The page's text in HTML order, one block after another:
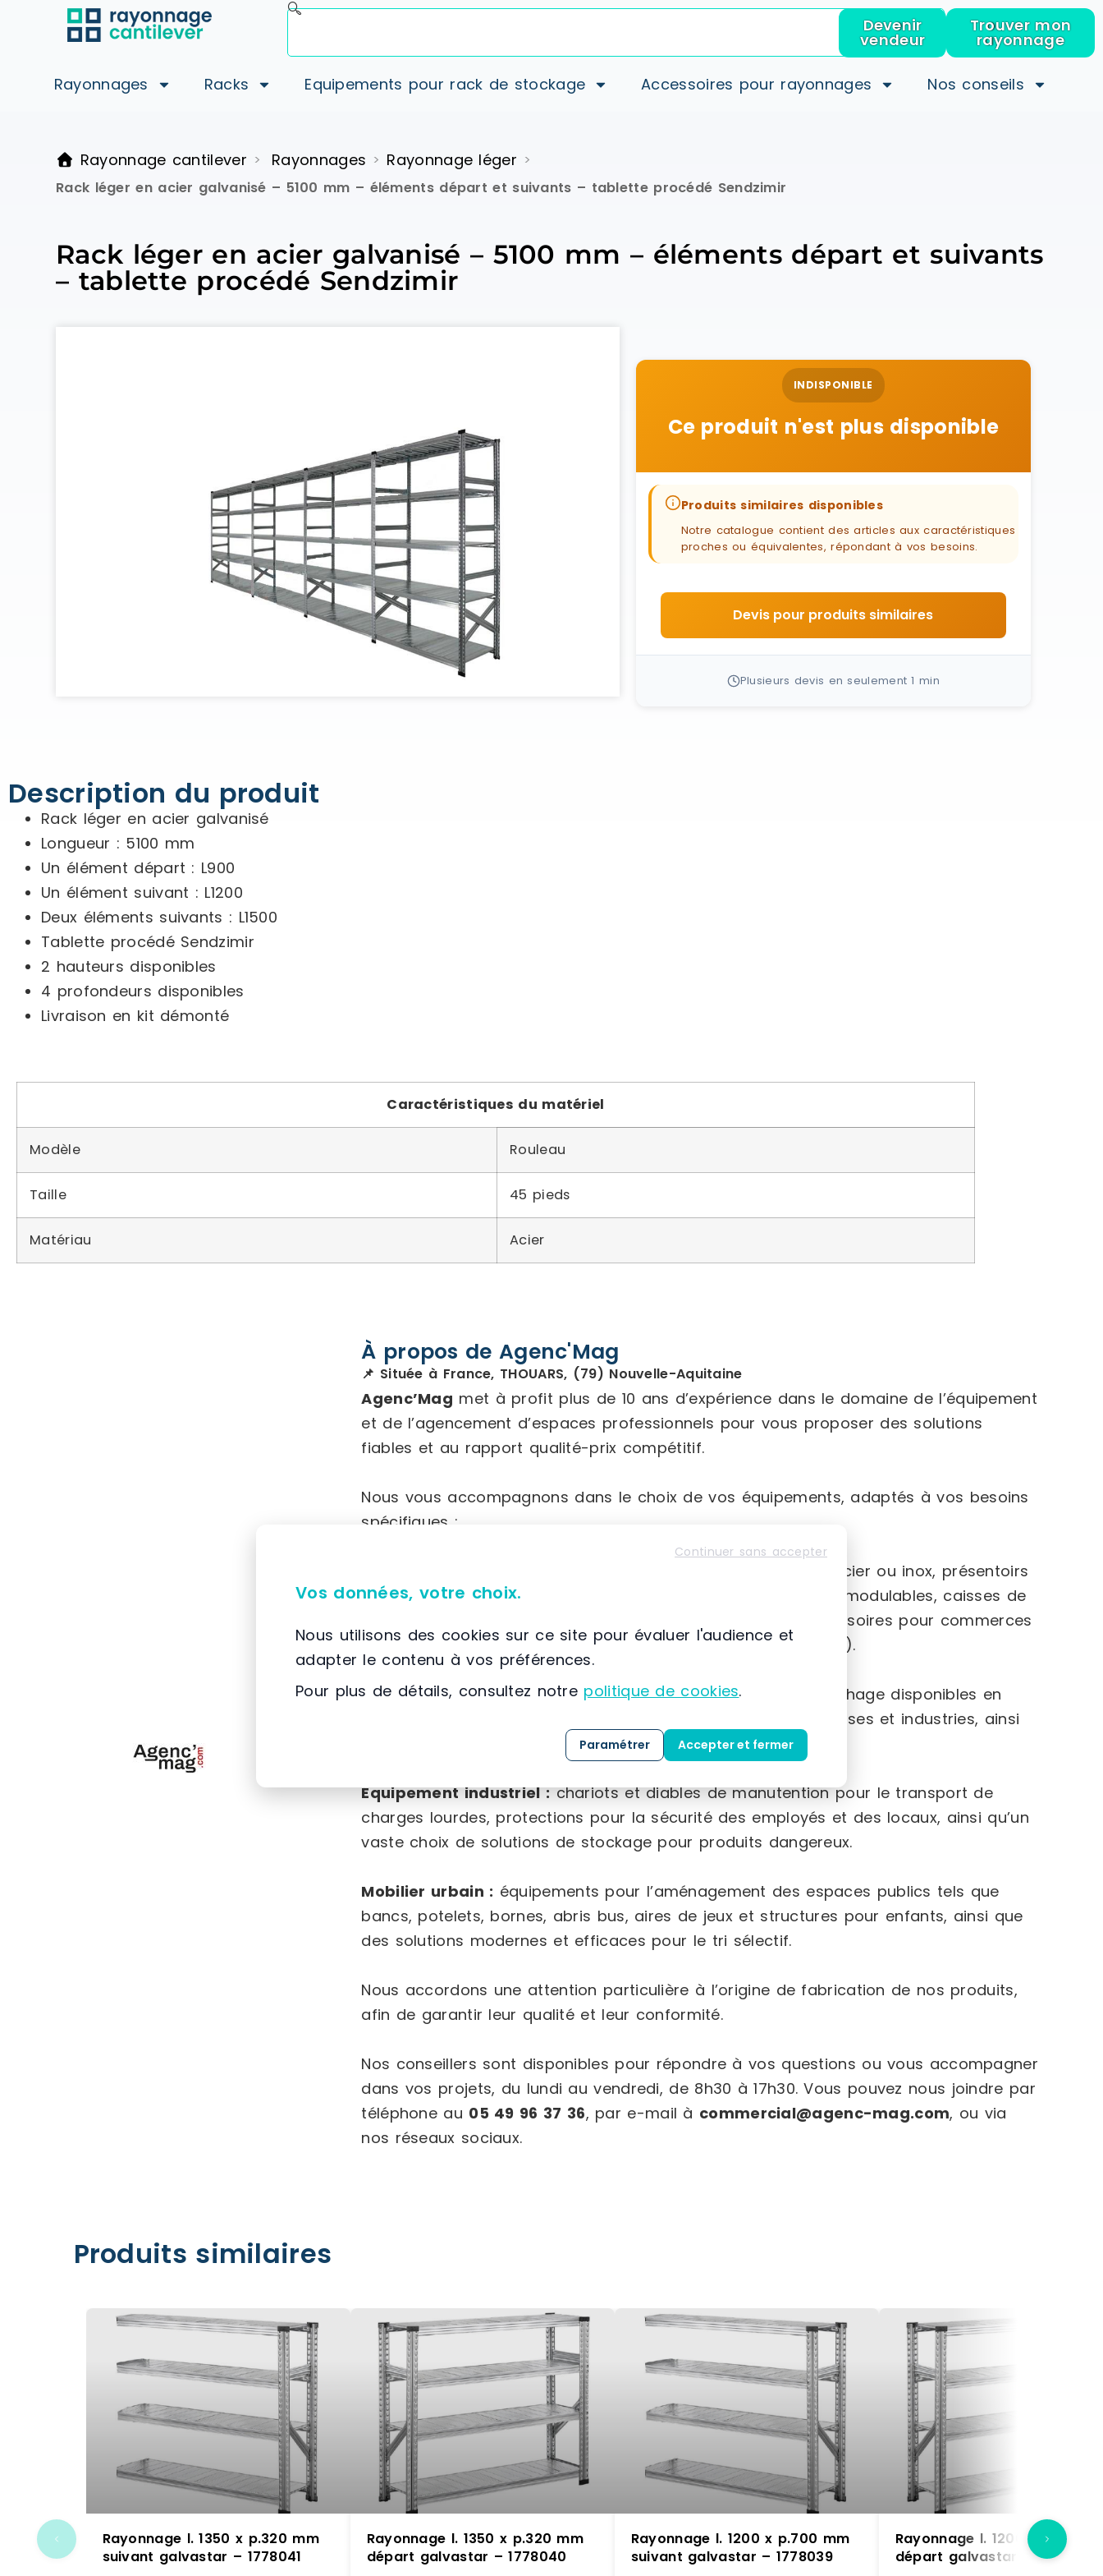
Devenir
vendeur
Trouver mon
rayonnage
Rayonnages Racks Equipements pour rack de stockage Accessoires pour rayonnages Nos conseils
Rayonnage cantilever > Rayonnages > Rayonnage léger >
Rack léger en acier galvanisé – 5100 mm – éléments départ et suivants – tablette procédé Sendzimir
Rack léger en acier galvanisé – 5100 mm – éléments départ et suivants
– tablette procédé Sendzimir
INDISPONIBLE
Ce produit n'est plus disponible
Produits similaires disponibles
Notre catalogue contient des articles aux caractéristiques
proches ou équivalentes, répondant à vos besoins.
Devis pour produits similaires
Plusieurs devis en seulement 1 min
Description du produit
Rack léger en acier galvanisé
Longueur : 5100 mm
Un élément départ : L900
Un élément suivant : L1200
Deux éléments suivants : L1500
Tablette procédé Sendzimir
2 hauteurs disponibles
4 profondeurs disponibles
Livraison en kit démonté
Caractéristiques du matériel
Modèle Rouleau
Taille 45 pieds
Matériau Acier
À propos de Agenc'Mag
📌 Située à France, THOUARS, (79) Nouvelle-Aquitaine
Agenc’Mag met à profit plus de 10 ans d’expérience dans le domaine de l’équipement
et de l’agencement d’espaces professionnels pour vous proposer des solutions
fiables et au rapport qualité-prix compétitif.
Nous vous accompagnons dans le choix de vos équipements, adaptés à vos besoins
spécifiques :
gondoles robustes, portillons en acier ou inox, présentoirs
fruits et légumes fabriqués en France, rayonnages d’archives modulables, caisses de
sortie de différentes tailles, ainsi qu’une large gamme d’accessoires pour commerces
(paniers, séparateurs, broches, porte-étiquettes, chariots, etc.).
Équipement intérieur :mobilier d’accueil varié, vitrines d’affichage disponibles en
plusieurs formats, accessoires sanitaires adaptés aux entreprises et industries, ainsi
Équipement industriel :chariots et diables de manutention pour le transport de
charges lourdes, protections pour la sécurité des employés et des locaux, ainsi qu’un
vaste choix de solutions de stockage pour produits dangereux.
Mobilier urbain : équipements pour l’aménagement des espaces publics tels que
bancs, potelets, bornes, abris bus, aires de jeux et structures pour enfants, ainsi que
des solutions modernes et efficaces pour le tri sélectif.
Nous accordons une attention particulière à l’origine de fabrication de nos produits,
afin de garantir leur qualité et leur conformité.
Nos conseillers sont disponibles pour répondre à vos questions ou vous accompagner
dans vos projets, du lundi au vendredi, de 8h30 à 17h30. Vous pouvez nous joindre par
téléphone au 05 49 96 37 36, par e-mail à commercial@agenc-mag.com, ou via
nos réseaux sociaux.
Produits similaires
Rayonnage l. 1350 x p.320 mm
suivant galvastar – 1778041
Rayonnage l. 1350 x p.320 mm
départ galvastar – 1778040
Rayonnage l. 1200 x p.700 mm
suivant galvastar – 1778039
Rayonnage l. 1200 x p.700
départ galvastar – 1778038
Continuer sans accepter
Vos données, votre choix.
Nous utilisons des cookies sur ce site pour évaluer l'audience et
adapter le contenu à vos préférences.
Pour plus de détails, consultez notre politique de cookies.
Paramétrer Accepter et fermer